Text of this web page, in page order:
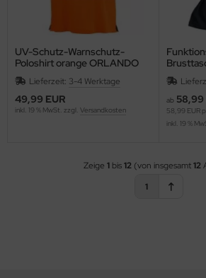
UV-Schutz-Warnschutz-
Poloshirt orange ORLANDO
4PROTECT® 3433
Lieferzeit: 3-4 Werktage
49,99 EUR
inkl. 19 % MwSt. zzgl. Versandkosten
ab 58,99
58,99 EUR
inkl. 19 %
Zeige 1bis12(von insgesamt12
1